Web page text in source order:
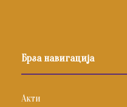
Брза навигација
Акти